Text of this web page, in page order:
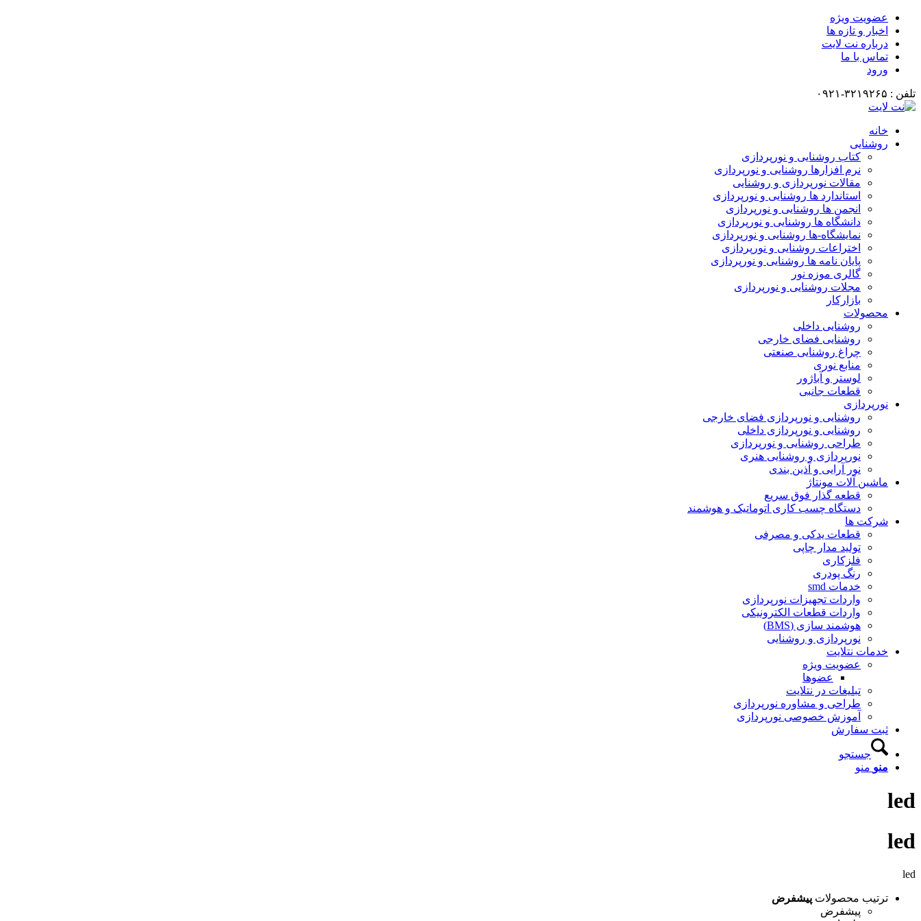
عضویت ویژه
اخبار و تازه ها
درباره نت لایت
تماس با ما
ورود
تلفن : ۳۲۱۹۲۶۵-۰۹۲۱
خانه
روشنایی
کتاب روشنایی و نورپردازی
نرم افزارها روشنایی و نورپردازی
مقالات نورپردازی و روشنایی
استاندارد ها روشنایی و نورپردازی
انجمن ها روشنایی و نورپردازی
دانشگاه ها روشنایی و نورپردازی
نمایشگاه-ها روشنایی و نورپردازی
اختراعات روشنایی و نورپردازی
پایان نامه ها روشنایی و نورپردازی
گالری موزه نور
مجلات روشنایی و نورپردازی
بازارکار
محصولات
روشنایی داخلی
روشنایی فضای خارجی
چراغ روشنایی صنعتی
منابع نوری
لوستر و آباژور
قطعات جانبی
نورپردازی
روشنایی و نورپردازی فضای خارجی
روشنایی و نورپردازی داخلی
طراحی روشنایی و نورپردازی
نورپردازی و روشنایی هنری
نور آرایی و آذین بندی
ماشین آلات مونتاژ
قطعه گذار فوق سریع
دستگاه چسب کاری اتوماتیک و هوشمند
شرکت ها
قطعات یدکی و مصرفی
تولید مدار چاپی
فلزکاری
رنگ پودری
خدمات smd
واردات تجهیزات نورپردازی
واردات قطعات الکترونیکی
هوشمند سازی (BMS)
نورپردازی و روشنایی
خدمات نتلایت
عضویت ویژه
عضوها
تبلیغات در نتلایت
طراحی و مشاوره نورپردازی
آموزش خصوصی نورپردازی
ثبت سفارش
جستجو
منو منو
led
led
led
ترتیب محصولات پیشفرض
پیشفرض